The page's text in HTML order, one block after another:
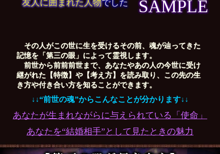
友人に囲まれた人物でした SAMPLE
その人がこの世に生を受けるその前、魂が辿ってきた
記憶を「第三の眼」によって霊視します。
前世から前前前世まで、あなたやあの人の今世に受け
継がれた【特徴】や【考え方】を読み取り、この先の生
き方や付き合い方を知ることができます。
↓↓“前世の魂”からこんなことが分かります↓↓
あなたが生まれながらに与えられている「使命」
あなたを“結婚相手”として見たときの魅力